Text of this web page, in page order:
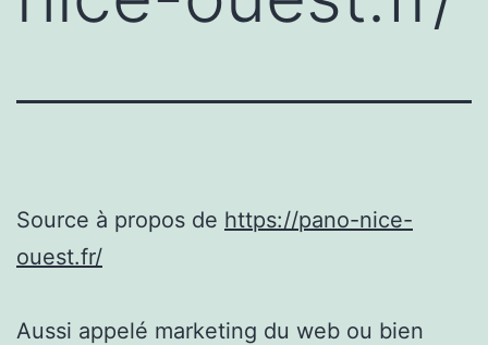
Source à propos de https://pano-nice-
ouest.fr/
Aussi appelé marketing du web ou bien